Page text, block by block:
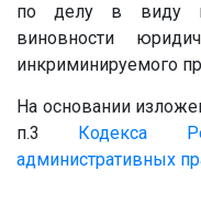
по делу в виду
виновности
инкриминируемого
На основании
п.3 Кодекса
административных